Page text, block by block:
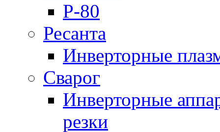
P-80
Ресанта
Инверторные
Сварог
Инверторные
резки